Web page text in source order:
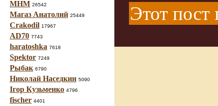
МНМ 26542
Магаз Анатолий 25449
Crakodil 17967
AD70 7743
haratoshka 7618
Spektor 7249
Рыбак 6790
Николай Наседкин 5090
Ігор Кузьменко 4796
fischer 4401
Этот пост